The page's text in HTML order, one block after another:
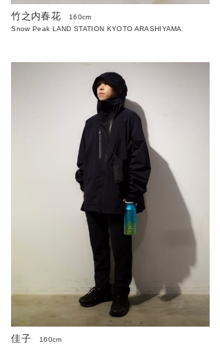
竹之内春花
160cm
Snow Peak LAND STATION KYOTO ARASHIYAMA
佳子
160cm